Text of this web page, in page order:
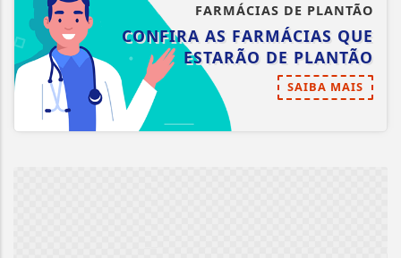
FARMÁCIAS DE PLANTÃO
CONFIRA AS FARMÁCIAS QUE
ESTARÃO DE PLANTÃO
SAIBA MAIS